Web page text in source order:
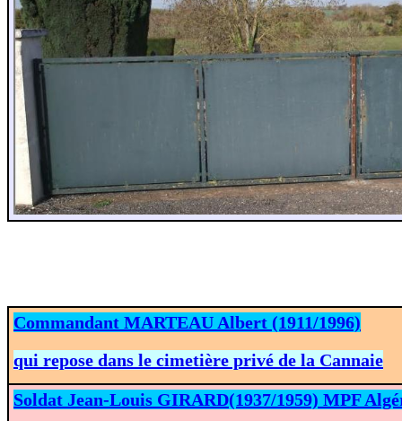
Commandant MARTEAU Albert (1911/1996)
qui repose dans le cimetière privé de la Cannaie
Soldat Jean-Louis GIRARD(1937/1959) MPF